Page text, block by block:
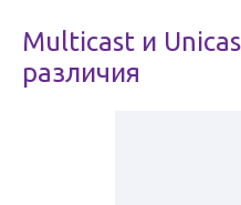
Multicast и
различия